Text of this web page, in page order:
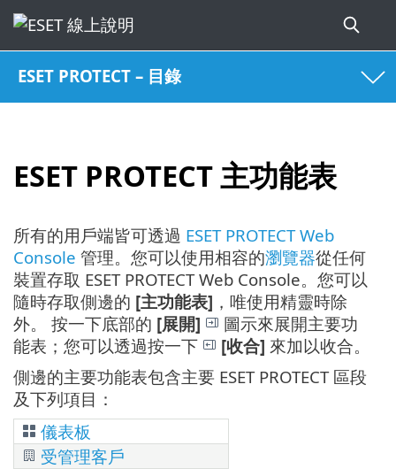
ESET PROTECT – 目錄
ESET PROTECT 主功能表
所有的用戶端皆可透過 ESET PROTECT Web
Console 管理。您可以使用相容的瀏覽器從任何
裝置存取 ESET PROTECT Web Console。您可以
隨時存取側邊的 [主功能表] ，唯使用精靈時除
外。 按一下底部的 [展開]
圖示來展開主要功
能表；您可以透過按一下
[收合] 來加以收合。
側邊的主要功能表包含主要 ESET PROTECT 區段
及下列項目：
儀表板
受管理客戶